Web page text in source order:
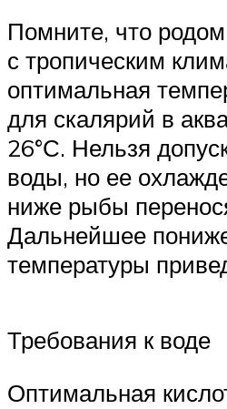
Помните, что
с тропическим
оптимальная
для скалярий в
26°С. Нельзя
воды, но ее
ниже рыбы
Дальнейшее
температуры
Требования к воде
Оптимальная